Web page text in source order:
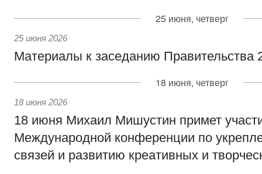
25 июня, четверг
25 июня 2026
Материалы к заседанию Правительства
18 июня, четверг
18 июня 2026
18 июня Михаил Мишустин примет
Международной конференции по
связей и развитию креативных и